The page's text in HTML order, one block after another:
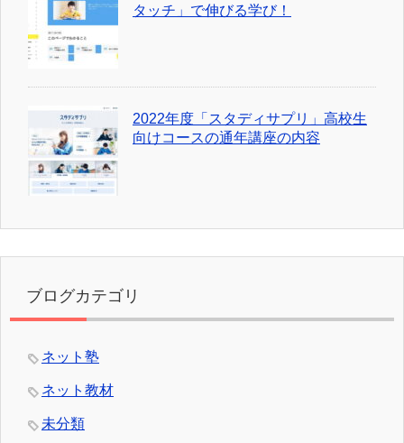
タッチ」で伸びる学び！
2022年度「スタディサプリ」高校生
向けコースの通年講座の内容
ブログカテゴリ
ネット塾
ネット教材
未分類